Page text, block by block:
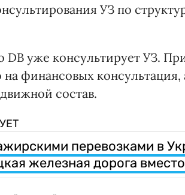
УЗ по
DB уже консультирует УЗ.
на финансовых
состав.
перевозками в
железная дорога